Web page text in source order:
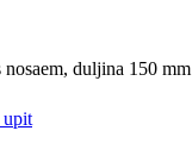
nosaem, duljina 150 mm
upit